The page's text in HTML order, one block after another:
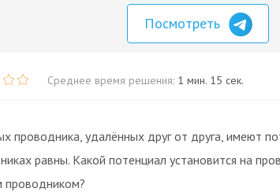
Посмотреть
Среднее время решения: 1 мин. 15 сек.
проводника, удалённых друг от друга, имеют
равны. Какой потенциал установится на
проводником?